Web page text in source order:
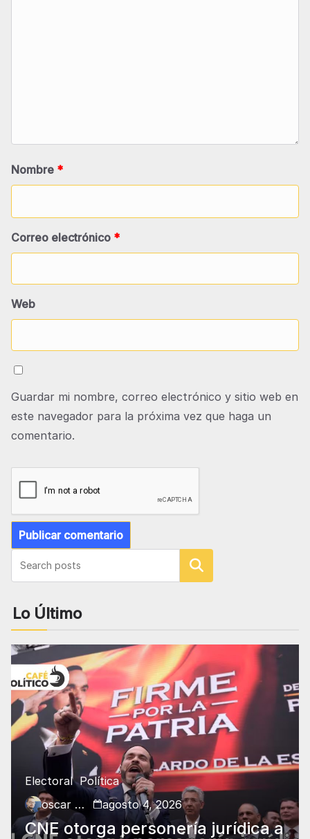
Nombre *
Correo electrónico *
Web
Guardar mi nombre, correo electrónico y sitio web en
este navegador para la próxima vez que haga un
comentario.
Buscar
Lo Último
Electoral Política
oscar charry
agosto 4, 2026
CNE otorga personería jurídica a